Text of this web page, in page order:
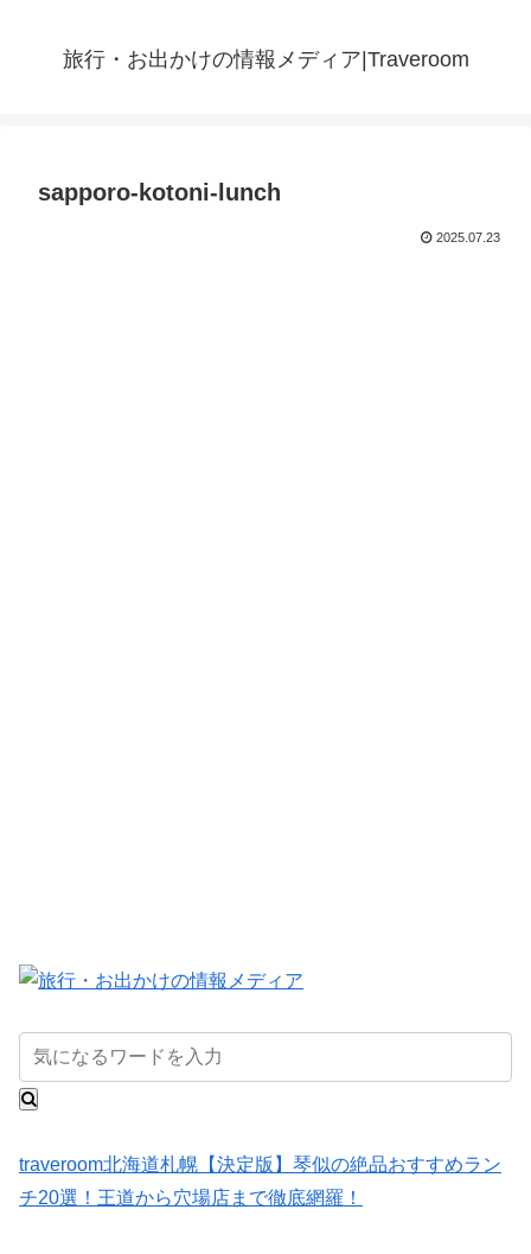
旅行・お出かけの情報メディア|Traveroom
sapporo-kotoni-lunch
2025.07.23
traveroom北海道札幌 【決定版】琴似の絶品おすすめラン
チ20選！王道から穴場店まで徹底網羅！